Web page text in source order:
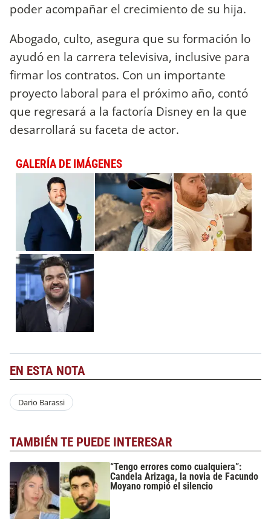
poder acompañar el crecimiento de su hija.
Abogado, culto, asegura que su formación lo
ayudó en la carrera televisiva, inclusive para
firmar los contratos. Con un importante
proyecto laboral para el próximo año, contó
que regresará a la factoría Disney en la que
desarrollará su faceta de actor.
GALERÍA DE IMÁGENES
EN ESTA NOTA
Dario Barassi
TAMBIÉN TE PUEDE INTERESAR
“Tengo errores como cualquiera”:
Candela Arizaga, la novia de Facundo
Moyano rompió el silencio